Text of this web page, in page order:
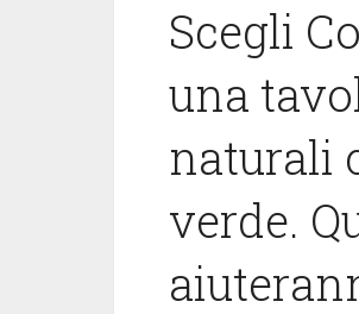
Scegli
una
naturali
verde.